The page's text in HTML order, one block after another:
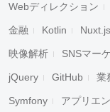
Webディレクション
金融 Kotlin Nuxt.js
映像解析 SNSマー
jQuery GitHub 業
Symfony アプリエ